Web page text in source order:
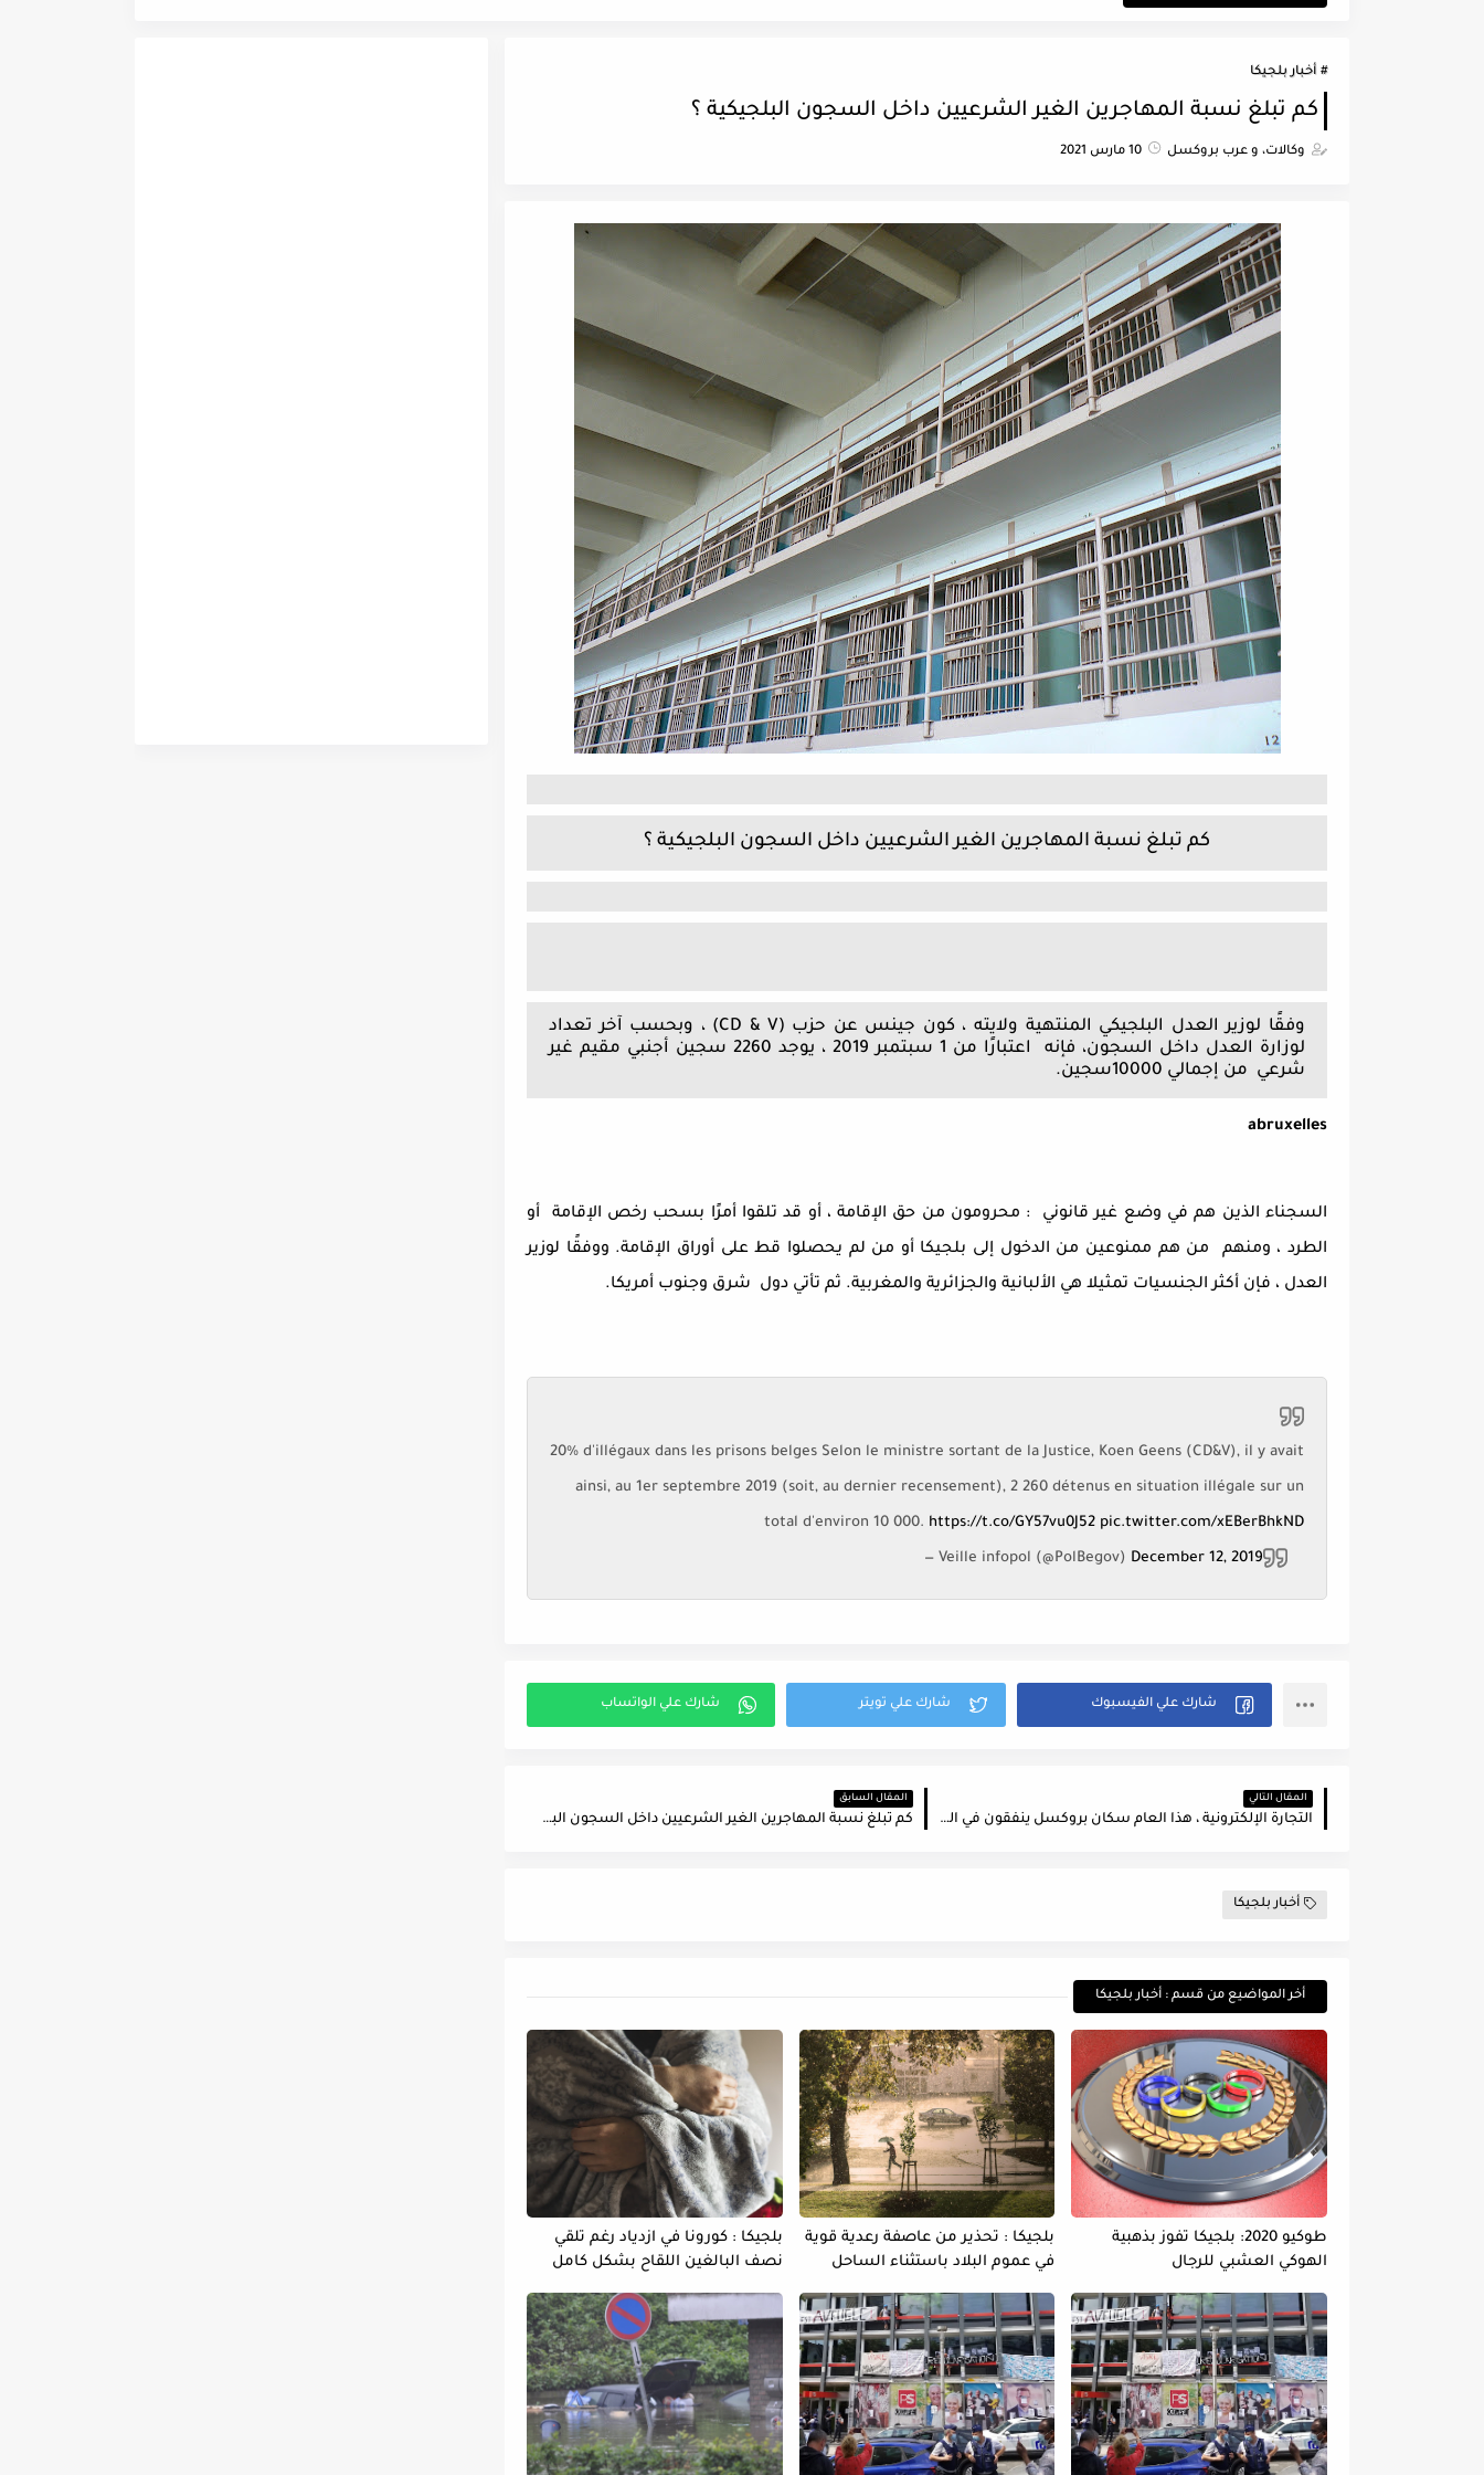
أخبار بلجيكا
كم تبلغ نسبة المهاجرين الغير الشرعيين داخل السجون البلجيكية ؟
وكالات، و عرب بروكسل 10 مارس 2021
كم تبلغ نسبة المهاجرين الغير الشرعيين داخل السجون البلجيكية ؟
وفقًا لوزير العدل البلجيكي المنتهية ولايته ، كون جينس عن حزب (CD & V) ، وبحسب آخر تعداد
لوزارة العدل داخل السجون، فإنه اعتبارًا من 1 سبتمبر 2019 ، يوجد 2260 سجين أجنبي مقيم غير
شرعي من إجمالي 10000سجين.
abruxelles
السجناء الذين هم في وضع غير قانوني : محرومون من حق الإقامة ، أو قد تلقوا أمرًا بسحب رخص الإقامة أو
الطرد ، ومنهم من هم ممنوعين من الدخول إلى بلجيكا أو من لم يحصلوا قط على أوراق الإقامة. ووفقًا لوزير
العدل ، فإن أكثر الجنسيات تمثيلا هي الألبانية والجزائرية والمغربية. ثم تأتي دول شرق وجنوب أمريكا.
20% d'illégaux dans les prisons belges Selon le ministre sortant de la Justice, Koen Geens (CD&V), il y avait
ainsi, au 1er septembre 2019 (soit, au dernier recensement), 2 260 détenus en situation illégale sur un
total d'environ 10 000. https://t.co/GY57vu0J52 pic.twitter.com/xEBerBhkND
— Veille infopol (@PolBegov) December 12, 2019
المقال التالي
التجارة الإلكترونية ، هذا العام سكان بروكسل ينفقون في المتوسط ​​660 يورو في التسوق عبر الإنترنت
المقال السابق
كم تبلغ نسبة المهاجرين الغير الشرعيين داخل السجون البلجيكية ؟
أخبار بلجيكا
أخر المواضيع من قسم : أخبار بلجيكا
طوكيو 2020: بلجيكا تفوز بذهبية
الهوكي العشبي للرجال
بلجيكا : تحذير من عاصفة رعدية قوية
في عموم البلاد باستثناء الساحل
بلجيكا : كورونا في ازدياد رغم تلقي
نصف البالغين اللقاح بشكل كامل